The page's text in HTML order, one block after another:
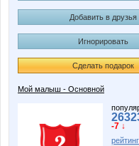
Добавить в друзья
Игнорировать
Сделать подарок
Мой малыш - Основной
-7 ↓
рейтинг